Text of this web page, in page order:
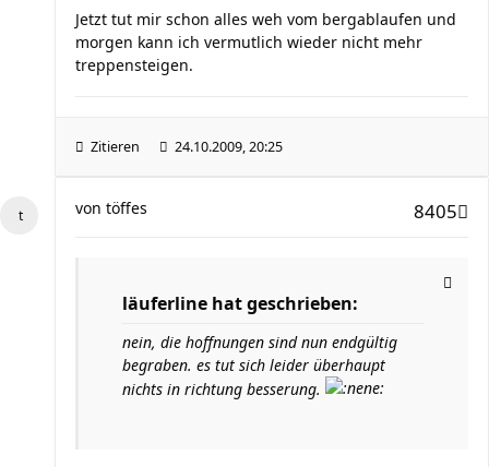
Jetzt tut mir schon alles weh vom bergablaufen und
morgen kann ich vermutlich wieder nicht mehr
treppensteigen.
Zitieren 24.10.2009, 20:25
8405
von töffes
läuferline hat geschrieben:
nein, die hoffnungen sind nun endgültig
begraben. es tut sich leider überhaupt
nichts in richtung besserung.